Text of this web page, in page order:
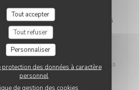
Tout accepter
Tout refuser
Personnaliser
des données à caractère
personnel
de gestion des cookies
- Couverts 5
:4/5 Cuisine:3/5 /5
Tables en terrasses ou dans
intérieure Mets simples traditionnels